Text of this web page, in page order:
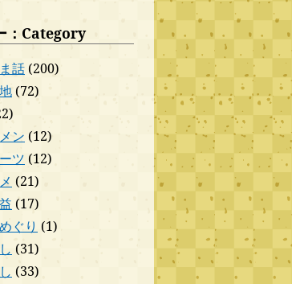
：Category
話 (200)
(72)
ン (12)
ツ (12)
(21)
(17)
ぐり (1)
(31)
(33)